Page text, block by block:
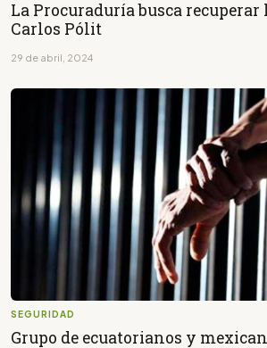
La Procuraduría busca recuperar
Carlos Pólit
29 de abril, 2024
SEGURIDAD
Grupo de ecuatorianos y